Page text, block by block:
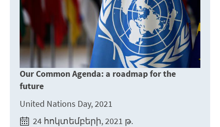
Our Common Agenda: a roadmap for the
future
United Nations Day, 2021
24 հոկտեմբերի, 2021 թ.